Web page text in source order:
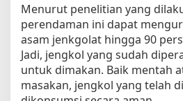
Menurut penelitian yang
perendaman ini dapat
asam jenkgolat hingga 90
Jadi, jengkol yang sudah
untuk dimakan. Baik mentah
masakan, jengkol yang telah